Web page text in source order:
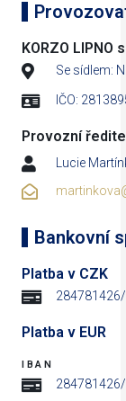
KORZO LIPNO
Se sídlem:
IČO:
Provozní
Lucie
Bankovní
Platba v CZK
Platba v EUR
IBAN